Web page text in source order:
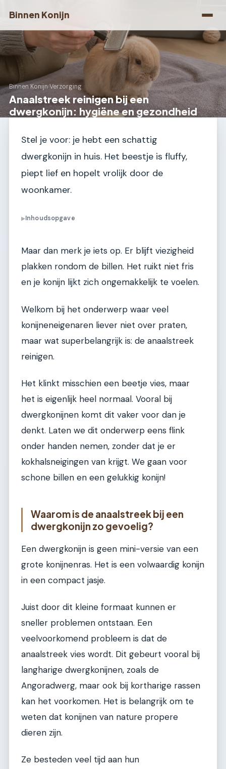
Binnen Konijn
Binnen Konijn›Verzorging
Anaalstreek reinigen bij een
dwergkonijn: hygiëne en gezondheid
Stel je voor: je hebt een schattig
dwergkonijn in huis. Het beestje is fluffy,
piept lief en hopelt vrolijk door de
woonkamer.
▶Inhoudsopgave
Maar dan merk je iets op. Er blijft viezigheid
plakken rondom de billen. Het ruikt niet fris
en je konijn lijkt zich ongemakkelijk te voelen.
Welkom bij het onderwerp waar veel
konijneneigenaren liever niet over praten,
maar wat superbelangrijk is: de anaalstreek
reinigen.
Het klinkt misschien een beetje vies, maar
het is eigenlijk heel normaal. Vooral bij
dwergkonijnen komt dit vaker voor dan je
denkt. Laten we dit onderwerp eens flink
onder handen nemen, zonder dat je er
kokhalsneigingen van krijgt. We gaan voor
schone billen en een gelukkig konijn!
Waarom is de anaalstreek bij een
dwergkonijn zo gevoelig?
Een dwergkonijn is geen mini-versie van een
grote konijnenras. Het is een volwaardig konijn
in een compact jasje.
Juist door dit kleine formaat kunnen er
sneller problemen ontstaan. Een
veelvoorkomend probleem is dat de
anaalstreek vies wordt. Dit gebeurt vooral bij
langharige dwergkonijnen, zoals de
Angoradwerg, maar ook bij kortharige rassen
kan het voorkomen. Het is belangrijk om te
weten dat konijnen van nature propere
dieren zijn.
Ze besteden veel tijd aan hun